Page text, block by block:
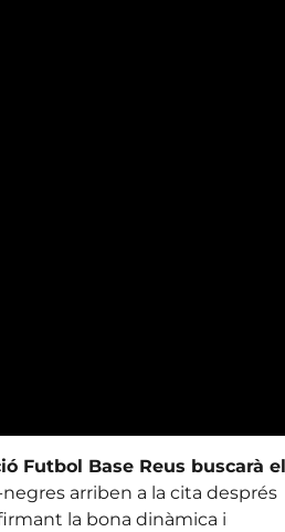
Futbol Base Reus buscarà el
negres arriben a la cita després
la bona dinàmica i